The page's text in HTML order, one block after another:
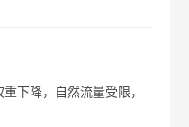
下降，自然流量受限，